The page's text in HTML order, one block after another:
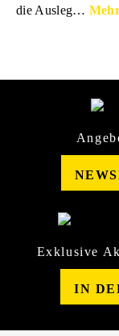
die Ausleg…
Exklusive
IN